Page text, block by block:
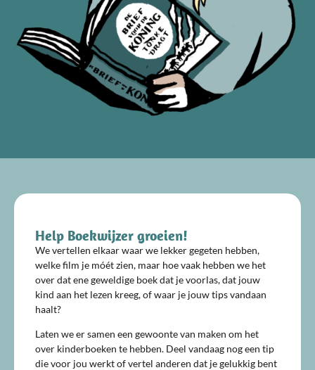
Help Boekwijzer groeien!
We vertellen elkaar waar we lekker gegeten hebben,
welke film je móét zien, maar hoe vaak hebben we het
over dat ene geweldige boek dat je voorlas, dat jouw
kind aan het lezen kreeg, of waar je jouw tips vandaan
haalt?
Laten we er samen een gewoonte van maken om het
over kinderboeken te hebben. Deel vandaag nog een tip
die voor jou werkt of vertel anderen dat je gelukkig bent